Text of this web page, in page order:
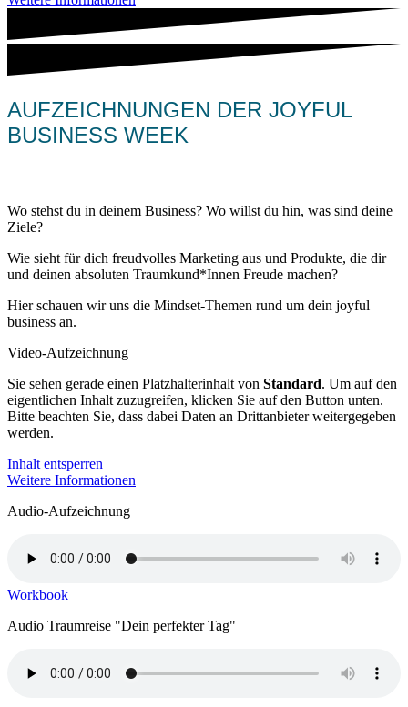
AUFZEICHNUNGEN DER JOYFUL
BUSINESS WEEK
Wo stehst du in deinem Business? Wo willst du hin, was sind deine
Ziele?
Wie sieht für dich freudvolles Marketing aus und Produkte, die dir
und deinen absoluten Traumkund*Innen Freude machen?
Hier schauen wir uns die Mindset-Themen rund um dein joyful
business an.
Video-Aufzeichnung
Sie sehen gerade einen Platzhalterinhalt von Standard. Um auf den
eigentlichen Inhalt zuzugreifen, klicken Sie auf den Button unten.
Bitte beachten Sie, dass dabei Daten an Drittanbieter weitergegeben
werden.
Inhalt entsperren
Weitere Informationen
Audio-Aufzeichnung
Workbook
Audio Traumreise "Dein perfekter Tag"